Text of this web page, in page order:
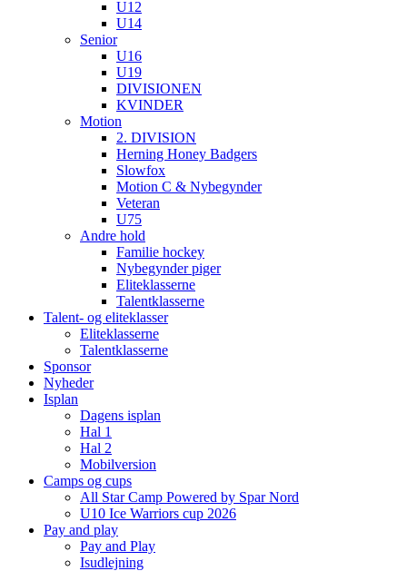
U12
U14
Senior
U16
U19
DIVISIONEN
KVINDER
Motion
2. DIVISION
Herning Honey Badgers
Slowfox
Motion C & Nybegynder
Veteran
U75
Andre hold
Familie hockey
Nybegynder piger
Eliteklasserne
Talentklasserne
Talent- og eliteklasser
Eliteklasserne
Talentklasserne
Sponsor
Nyheder
Isplan
Dagens isplan
Hal 1
Hal 2
Mobilversion
Camps og cups
All Star Camp Powered by Spar Nord
U10 Ice Warriors cup 2026
Pay and play
Pay and Play
Isudlejning